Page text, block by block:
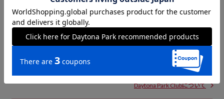
Daytona Park Clubについて